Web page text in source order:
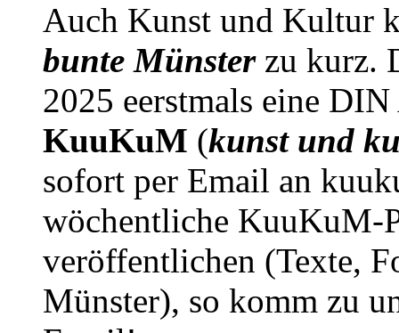
Auch Kunst und Kultur
bunte Münsterzu kurz.
2025 eerstmals eine
KuuKuM (kunst und
sofort per Email an
wöchentliche KuuKuM-
veröffentlichen (Texte,
Münster), so komm zu